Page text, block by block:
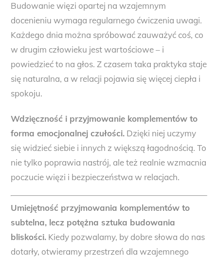
Budowanie więzi opartej na wzajemnym
docenieniu wymaga regularnego ćwiczenia uwagi.
Każdego dnia można spróbować zauważyć coś, co
w drugim człowieku jest wartościowe – i
powiedzieć to na głos. Z czasem taka praktyka staje
się naturalna, a w relacji pojawia się więcej ciepła i
spokoju.
Wdzięczność i przyjmowanie komplementów to
forma emocjonalnej czułości. Dzięki niej uczymy
się widzieć siebie i innych z większą łagodnością. To
nie tylko poprawia nastrój, ale też realnie wzmacnia
poczucie więzi i bezpieczeństwa w relacjach.
Umiejętność przyjmowania komplementów to
subtelna, lecz potężna sztuka budowania
bliskości. Kiedy pozwalamy, by dobre słowa do nas
dotarły, otwieramy przestrzeń dla wzajemnego